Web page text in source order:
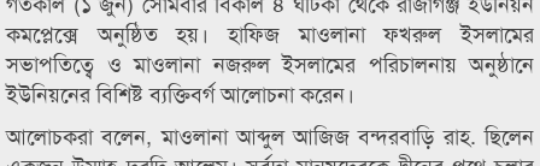
কমপ্লেক্সে অনুষ্ঠিত হয়। হাফিজ মাওলানা ফখরুল ইসলামের
সভাপতিত্বে ও মাওলানা নজরুল ইসলামের পরিচালনায় অনুষ্ঠানে
ইউনিয়নের বিশিষ্ট ব্যক্তিবর্গ আলোচনা করেন।
আলোচকরা বলেন, মাওলানা আব্দুল আজিজ বন্দরবাড়ি রাহ. ছিলেন